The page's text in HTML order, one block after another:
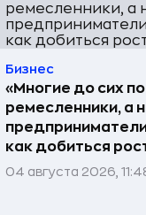
Бизнес
«Многие до сих
ремесленники, а
как добиться
04 августа 2026,